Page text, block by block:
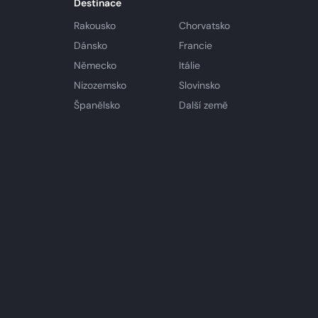
Destinace
Rakousko
Chorvatsko
Dánsko
Francie
Německo
Itálie
Nizozemsko
Slovinsko
Španělsko
Další země